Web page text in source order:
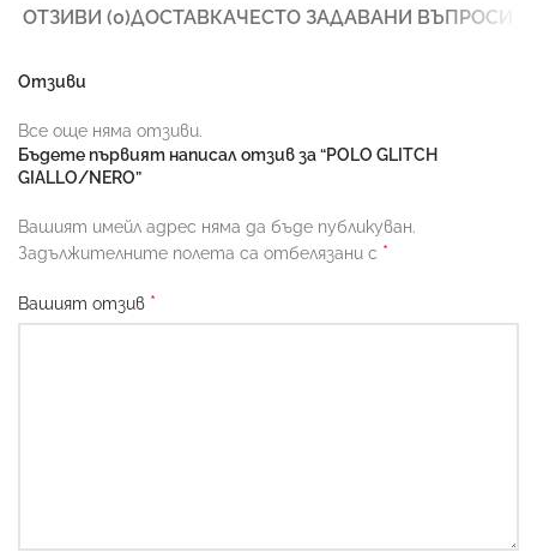
ОТЗИВИ (0)ДОСТАВКАЧЕСТО ЗАДАВАНИ ВЪПРОСИ
Отзиви
Все още няма отзиви.
Бъдете първият написал отзив за “POLO GLITCH
GIALLO/NERO”
Вашият имейл адрес няма да бъде публикуван.
Задължителните полета са отбелязани с *
Вашият отзив *